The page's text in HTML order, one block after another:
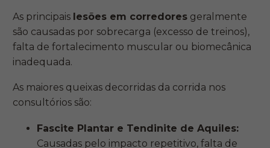
As principais lesões em corredores geralmente
são causadas por sobrecarga (excesso de treinos),
falta de fortalecimento muscular ou biomecânica
inadequada.
As maiores queixas decorridas da corrida nos
consultórios são:
Fascite Plantar e Tendinite de Aquiles:
Causadas pelo impacto repetitivo, falta de